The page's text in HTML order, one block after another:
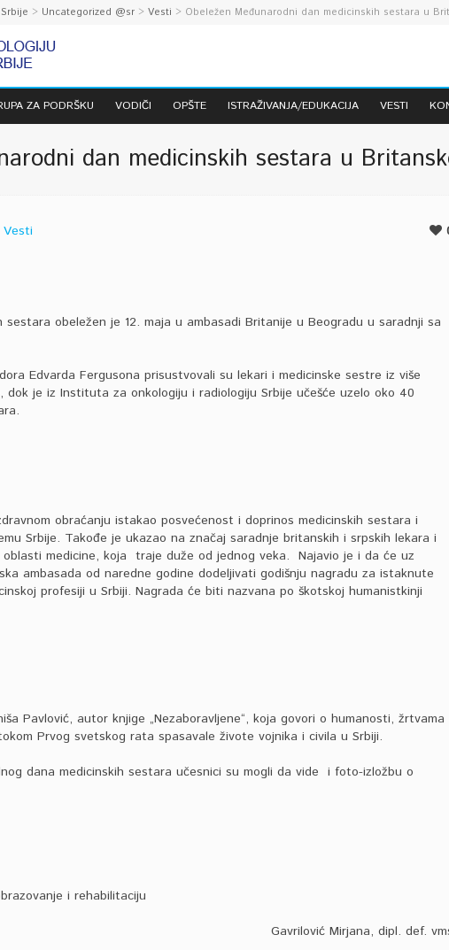
> Uncategorized @sr > Vesti > Obeležen Međunarodni dan medicinskih sestara u
ZA PODRŠKU VODIČI OPŠTE ISTRAŽIVANJA/EDUKACIJA VESTI
dan medicinskih sestara u
Vesti
sestara obeležen je 12. maja u ambasadi Britanije u Beogradu u saradnji sa
Edvarda Fergusona prisustvovali su lekari i medicinske sestre iz više
dok je iz Instituta za onkologiju i radiologiju Srbije učešće uzelo oko 40
obraćanju istakao posvećenost i doprinos medicinskih sestara i
Srbije. Takođe je ukazao na značaj saradnje britanskih i srpskih lekara i
medicine, koja traje duže od jednog veka. Najavio je i da će uz
ambasada od naredne godine dodeljivati godišnju nagradu za istaknute
profesiji u Srbiji. Nagrada će biti nazvana po škotskoj humanistkinji
Pavlović, autor knjige „Nezaboravljene“, koja govori o humanosti, žrtvama
Prvog svetskog rata spasavale živote vojnika i civila u Srbiji.
dana medicinskih sestara učesnici su mogli da vide i foto-izložbu o
i rehabilitaciju
Gavrilović Mirjana, dipl. def.